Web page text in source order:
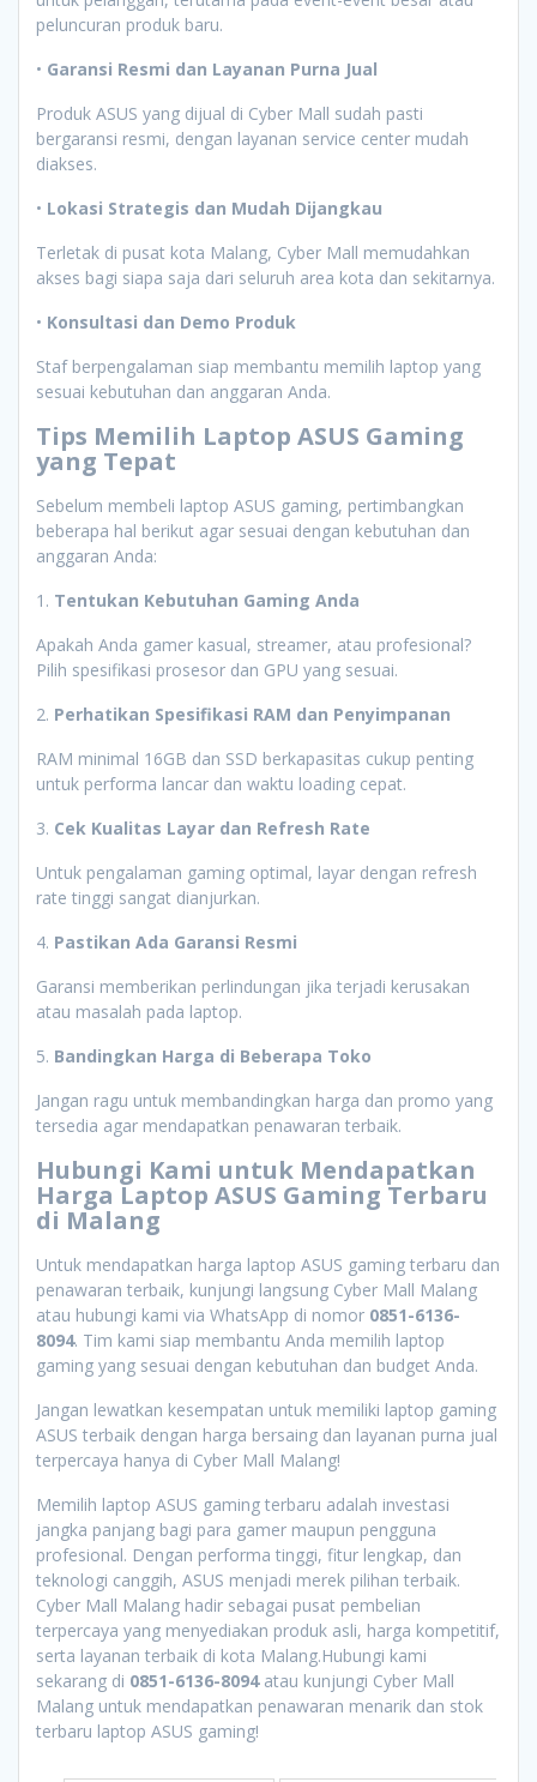
peluncuran produk baru.
• Garansi Resmi dan Layanan Purna Jual
Produk ASUS yang dijual di Cyber Mall sudah pasti
bergaransi resmi, dengan layanan service center mudah
diakses.
• Lokasi Strategis dan Mudah Dijangkau
Terletak di pusat kota Malang, Cyber Mall memudahkan
akses bagi siapa saja dari seluruh area kota dan sekitarnya.
• Konsultasi dan Demo Produk
Staf berpengalaman siap membantu memilih laptop yang
sesuai kebutuhan dan anggaran Anda.
Tips Memilih Laptop ASUS Gaming
yang Tepat
Sebelum membeli laptop ASUS gaming, pertimbangkan
beberapa hal berikut agar sesuai dengan kebutuhan dan
anggaran Anda:
1. Tentukan Kebutuhan Gaming Anda
Apakah Anda gamer kasual, streamer, atau profesional?
Pilih spesifikasi prosesor dan GPU yang sesuai.
2. Perhatikan Spesifikasi RAM dan Penyimpanan
RAM minimal 16GB dan SSD berkapasitas cukup penting
untuk performa lancar dan waktu loading cepat.
3. Cek Kualitas Layar dan Refresh Rate
Untuk pengalaman gaming optimal, layar dengan refresh
rate tinggi sangat dianjurkan.
4. Pastikan Ada Garansi Resmi
Garansi memberikan perlindungan jika terjadi kerusakan
atau masalah pada laptop.
5. Bandingkan Harga di Beberapa Toko
Jangan ragu untuk membandingkan harga dan promo yang
tersedia agar mendapatkan penawaran terbaik.
Hubungi Kami untuk Mendapatkan
Harga Laptop ASUS Gaming Terbaru
di Malang
Untuk mendapatkan harga laptop ASUS gaming terbaru dan
penawaran terbaik, kunjungi langsung Cyber Mall Malang
atau hubungi kami via WhatsApp di nomor 0851-6136-
8094. Tim kami siap membantu Anda memilih laptop
gaming yang sesuai dengan kebutuhan dan budget Anda.
Jangan lewatkan kesempatan untuk memiliki laptop gaming
ASUS terbaik dengan harga bersaing dan layanan purna jual
terpercaya hanya di Cyber Mall Malang!
Memilih laptop ASUS gaming terbaru adalah investasi
jangka panjang bagi para gamer maupun pengguna
profesional. Dengan performa tinggi, fitur lengkap, dan
teknologi canggih, ASUS menjadi merek pilihan terbaik.
Cyber Mall Malang hadir sebagai pusat pembelian
terpercaya yang menyediakan produk asli, harga kompetitif,
serta layanan terbaik di kota Malang.Hubungi kami
sekarang di 0851-6136-8094atau kunjungi Cyber Mall
Malang untuk mendapatkan penawaran menarik dan stok
terbaru laptop ASUS gaming!